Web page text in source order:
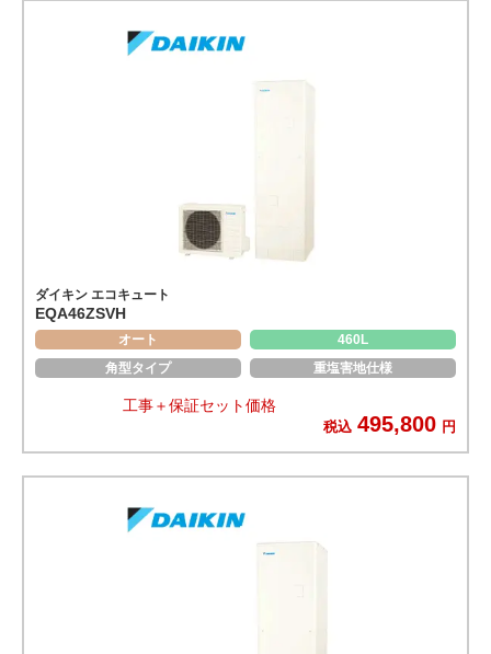
ダイキン エコキュート
EQA46ZSVH
オート
460L
角型タイプ
重塩害地仕様
工事＋保証セット価格
税込 495,800 円